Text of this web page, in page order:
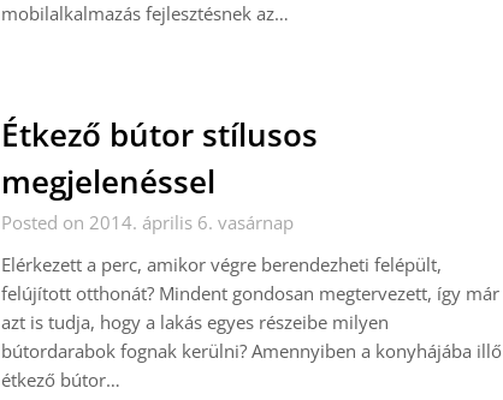
mobilalkalmazás fejlesztésnek az…
Étkező bútor stílusos
megjelenéssel
Posted on 2014. április 6. vasárnap
Elérkezett a perc, amikor végre berendezheti felépült,
felújított otthonát? Mindent gondosan megtervezett, így már
azt is tudja, hogy a lakás egyes részeibe milyen
bútordarabok fognak kerülni? Amennyiben a konyhájába illő
étkező bútor…